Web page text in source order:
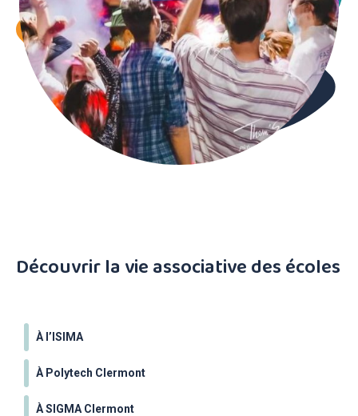
Découvrir la vie associative des écoles
À l’ISIMA
À Polytech Clermont
À SIGMA Clermont